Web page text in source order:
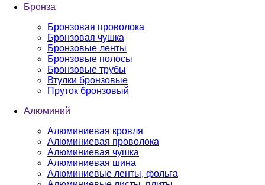
Бронза
Бронзовая проволока
Бронзовая чушка
Бронзовые ленты
Бронзовые полосы
Бронзовые трубы
Втулки бронзовые
Пруток бронзовый
Алюминий
Алюминиевая кровля
Алюминиевая проволока
Алюминиевая чушка
Алюминиевая шина
Алюминиевые ленты, фольга